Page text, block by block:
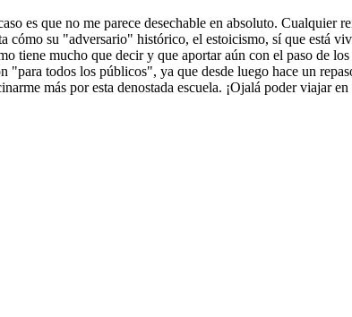
es que no me parece desechable en absoluto.
cómo su "adversario" histórico, el estoicismo, sí que está
tiene mucho que decir y que aportar aún con el paso de
"para todos los públicos", ya que desde luego hace un
más por esta denostada escuela. ¡Ojalá poder viajar